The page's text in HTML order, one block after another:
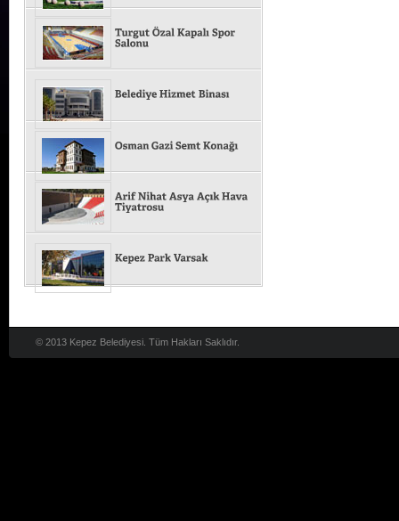
© 2013 Kepez Belediyesi. Tüm Hakları Saklıdır.